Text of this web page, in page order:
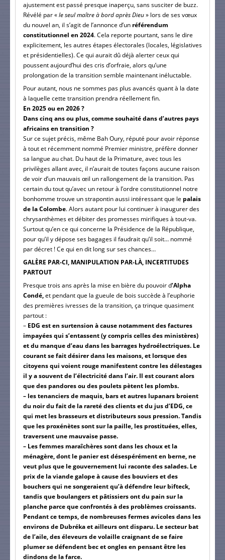
ajustement est passé presque inaperçu, sans susciter de buzz.
Révélé par «le seul maître à bord après Dieu» lors de ses vœux
du nouvel an, il s’agit de l’annonce d’un référendum
constitutionnel en 2024. Cela reporte pourtant, sans le dire
explicitement, les autres étapes électorales (locales, législatives
et présidentielles). Ce qui aurait dû déjà alerter ceux qui
poussent aujourd’hui des cris d’orfraie, alors qu’une
prolongation de la transition semble maintenant inéluctable.
Pour autant, nous ne sommes pas plus avancés quant à la date
à laquelle cette transition prendra réellement fin.
En 2025 ou en 2026 ?
Dans cinq ans ou plus, comme souhaité dans d’autres pays
africains en transition ?
Sur ce sujet précis, même Bah Oury, réputé pour avoir réponse
à tout et récemment nommé Premier ministre, préfère donner
sa langue au chat. Du haut de la Primature, avec tous les
privilèges allant avec, il n’aurait de toutes façons aucune raison
de voir d’un mauvais œil un rallongement de la transition. Pas
certain du tout qu’avec un retour à l’ordre constitutionnel notre
bonhomme trouve un strapontin aussi intéressant que le palais
de la Colombe. Alors autant pour lui continuer à inaugurer des
chrysanthèmes et débiter des promesses mirifiques à tout-va.
Surtout qu’en ce qui concerne la Présidence de la République,
pour qu’il y dépose ses bagages il faudrait qu’il soit… nommé
par décret ! Ce qui en dit long sur ses chances…
GALÈRE PAR-CI, MANIPULATION PAR-LÀ, INCERTITUDES
PARTOUT
Presque trois ans après la mise en bière du pouvoir d’Alpha
Condé,et pendant que la gueule de bois succède à l’euphorie
des premières ivresses de la transition, ça trinque quasiment
partout :
– EDG est en surtension à cause notamment des factures
impayées qui s’entassent (y compris celles des ministères)
et du manque d’eau dans les barrages hydroélectriques. Le
courant se fait désirer dans les maisons, et lorsque des
citoyens qui voient rouge manifestent contre les délestages
il y a souvent de l’électricité dans l’air. Il est courant alors
que des pandores ou des poulets pètent les plombs.
– les tenanciers de maquis, bars et autres lupanars broient
du noir du fait de la rareté des clients et du jus d’EDG, ce
qui met les brasseurs et distributeurs sous pression. Tandis
que les proxénètes sont sur la paille, les prostituées, elles,
traversent une mauvaise passe.
– Les femmes maraîchères sont dans les choux et la
ménagère, dont le panier est désespérément en berne, ne
veut plus que le gouvernement lui raconte des salades. Le
prix de la viande galope à cause des bouviers et des
bouchers qui ne songeraient qu’à défendre leur bifteck,
tandis que boulangers et pâtissiers ont du pain sur la
planche parce que confrontés à des problèmes croissants.
Pendant ce temps, de nombreuses fermes avicoles dans les
environs de Dubréka et ailleurs ont disparu. Le secteur bat
de l’aile, des éleveurs de volaille craignant de se faire
plumer se défendent bec et ongles en pensant être les
dindons de la farce.